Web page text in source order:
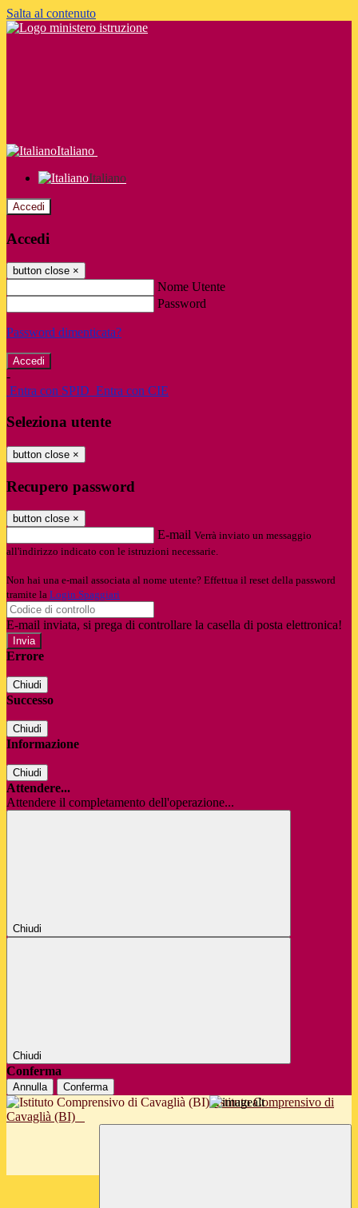
Salta al contenuto
Italiano
Italiano
Accedi
Accedi
button close ×
Nome Utente
Password
Password dimenticata?
-
Entra con SPID Entra con CIE
Seleziona utente
button close ×
Recupero password
button close ×
E-mail Verrà inviato un messaggio
all'indirizzo indicato con le istruzioni necessarie.
Non hai una e-mail associata al nome utente? Effettua il reset della password
tramite la Login Spaggiari
E-mail inviata, si prega di controllare la casella di posta elettronica!
Errore
Chiudi
Successo
Chiudi
Informazione
Chiudi
Attendere...
Attendere il completamento dell'operazione...
Chiudi
Chiudi
Conferma
Annulla Conferma
Istituto Comprensivo di
Cavaglià (BI)